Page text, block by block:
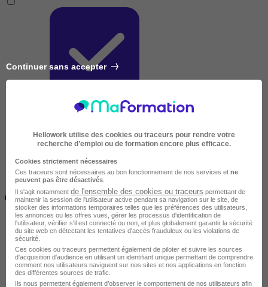
(14h)
Continuer sans accepter
Hellowork utilise des cookies ou traceurs pour rendre votre
recherche d’emploi ou de formation encore plus efficace.
Cookies strictement nécessaires
Ces traceurs sont nécessaires au bon fonctionnement de nos services et ne
peuvent pas être désactivés
Il s'agit notamment de l'ensemble des cookies ou traceurs permettant de
maintenir la session de l'utilisateur active pendant sa navigation sur le site, de
stocker des informations temporaires telles que les préférences des utilisateurs,
les annonces ou les offres vues, gérer les processus d'identification de
l'utilisateur, vérifier s'il est connecté ou non, et plus globalement garantir la sécurité
du site web en détectant les tentatives d'accès frauduleux ou les violations de
sécurité.
Ces cookies ou traceurs permettent également de piloter et suivre les sources
d'acquisition d'audience en utilisant un identifiant unique permettant de comprendre
comment nos utilisateurs naviguent sur nos sites et nos applications en fonction
des différentes sources de trafic.
Ils nous permettent également d’observer le comportement de nos utilisateurs afin